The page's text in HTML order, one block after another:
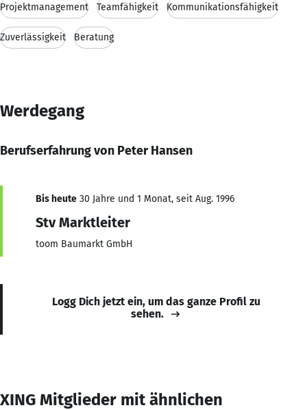
Projektmanagement Teamfähigkeit Kommunikationsfähigkeit
Zuverlässigkeit Beratung
Werdegang
Berufserfahrung von Peter Hansen
Bis heute 30 Jahre und 1 Monat, seit Aug. 1996
Stv Marktleiter
toom Baumarkt GmbH
Logg Dich jetzt ein, um das ganze Profil zu
sehen.
XING Mitglieder mit ähnlichen